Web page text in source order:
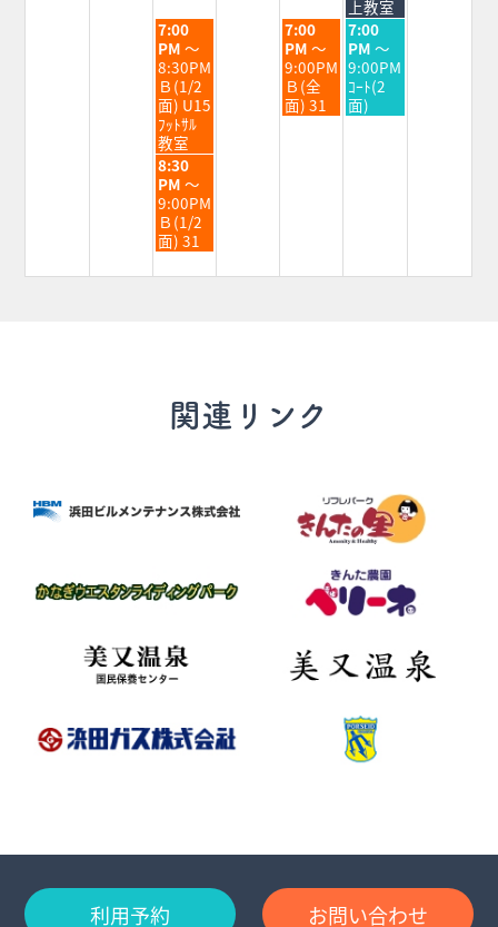
1st
2nd
2026
3rd
4th
2026
5th
2026
上教室
水
曜
日,
9
月
2nd
2026
7:00
PM ～
8:30PM
Ｂ(1/2
面) U15
ﾌｯﾄｻﾙ
教室
金
曜
日,
9
月
4th
7:00
PM ～
9:00PM
Ｂ(全
面) 31
土
曜
日,
9
月
5th
7:00
PM ～
9:00PM
ｺｰﾄ(2
面)
水
曜
日,
9
月
2nd
2026
8:30
PM ～
9:00PM
Ｂ(1/2
面) 31
関連リンク
利用予約 お問い合わせ